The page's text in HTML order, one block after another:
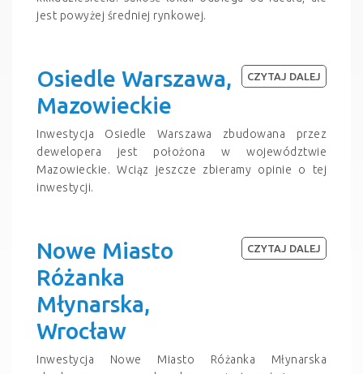
jest powyżej średniej rynkowej.
Osiedle Warszawa,
Mazowieckie
Inwestycja Osiedle Warszawa zbudowana przez
dewelopera jest położona w województwie
Mazowieckie. Wciąz jeszcze zbieramy opinie o tej
inwestycji.
CZYTAJ DALEJ
Nowe Miasto
Różanka
Młynarska,
Wrocław
Inwestycja Nowe Miasto Różanka Młynarska
CZYTAJ DALEJ